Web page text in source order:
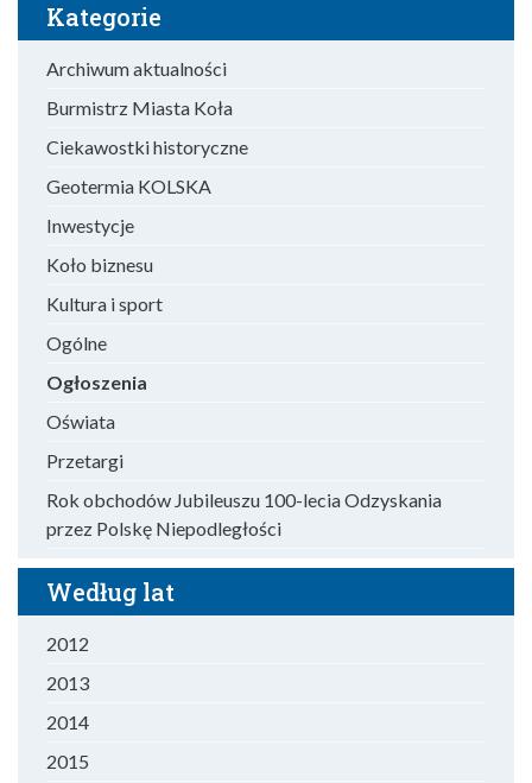
Kategorie
Archiwum aktualności
Burmistrz Miasta Koła
Ciekawostki historyczne
Geotermia KOLSKA
Inwestycje
Koło biznesu
Kultura i sport
Ogólne
Ogłoszenia
Oświata
Przetargi
Rok obchodów Jubileuszu 100-lecia Odzyskania
przez Polskę Niepodległości
Według lat
2012
2013
2014
2015